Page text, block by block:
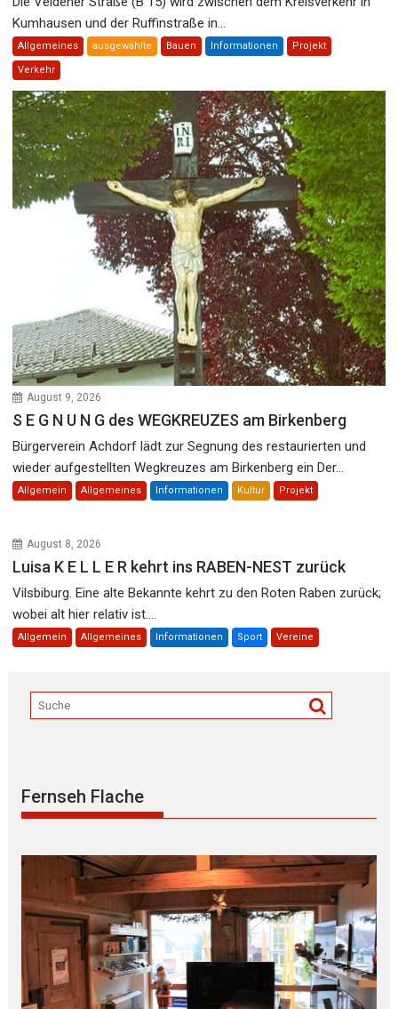
Kumhausen und der Ruffinstraße in...
Allgemeines ausgewählte Bauen Informationen Projekt
Verkehr
August 9, 2026
S E G N U N G des WEGKREUZES am Birkenberg
Bürgerverein Achdorf lädt zur Segnung des restaurierten und
wieder aufgestellten Wegkreuzes am Birkenberg ein Der...
Allgemein Allgemeines Informationen Kultur Projekt
August 8, 2026
Luisa K E L L E R kehrt ins RABEN-NEST zurück
Vilsbiburg. Eine alte Bekannte kehrt zu den Roten Raben zurück;
wobei alt hier relativ ist....
Allgemein Allgemeines Informationen Sport Vereine
Fernseh Flache